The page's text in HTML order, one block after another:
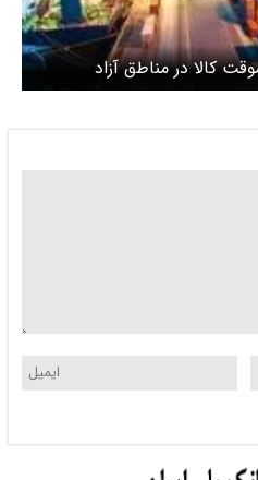
کالا در مناطق آزاد